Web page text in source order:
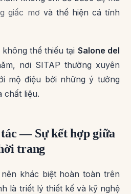
giấc mơ và thể hiện cá tính
thể thiếu tại Salone del
nơi SITAP thường xuyên
mộ điệu bởi những ý tưởng
chất liệu.
— Sự kết hợp giữa
trang
khác biệt hoàn toàn trên
là triết lý thiết kế và kỹ nghệ